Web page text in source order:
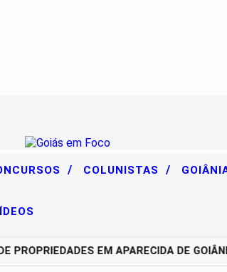
/ COLUNISTAS /
EM APARECIDA DE GOIÂNIA